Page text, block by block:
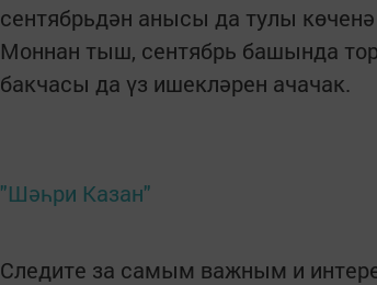
сентябрьдән анысы да тулы
Моннан тыш, сентябрь башында
бакчасы да үз ишекләрен ачачак.
"Шәһри Казан"
Следите за самым важным и